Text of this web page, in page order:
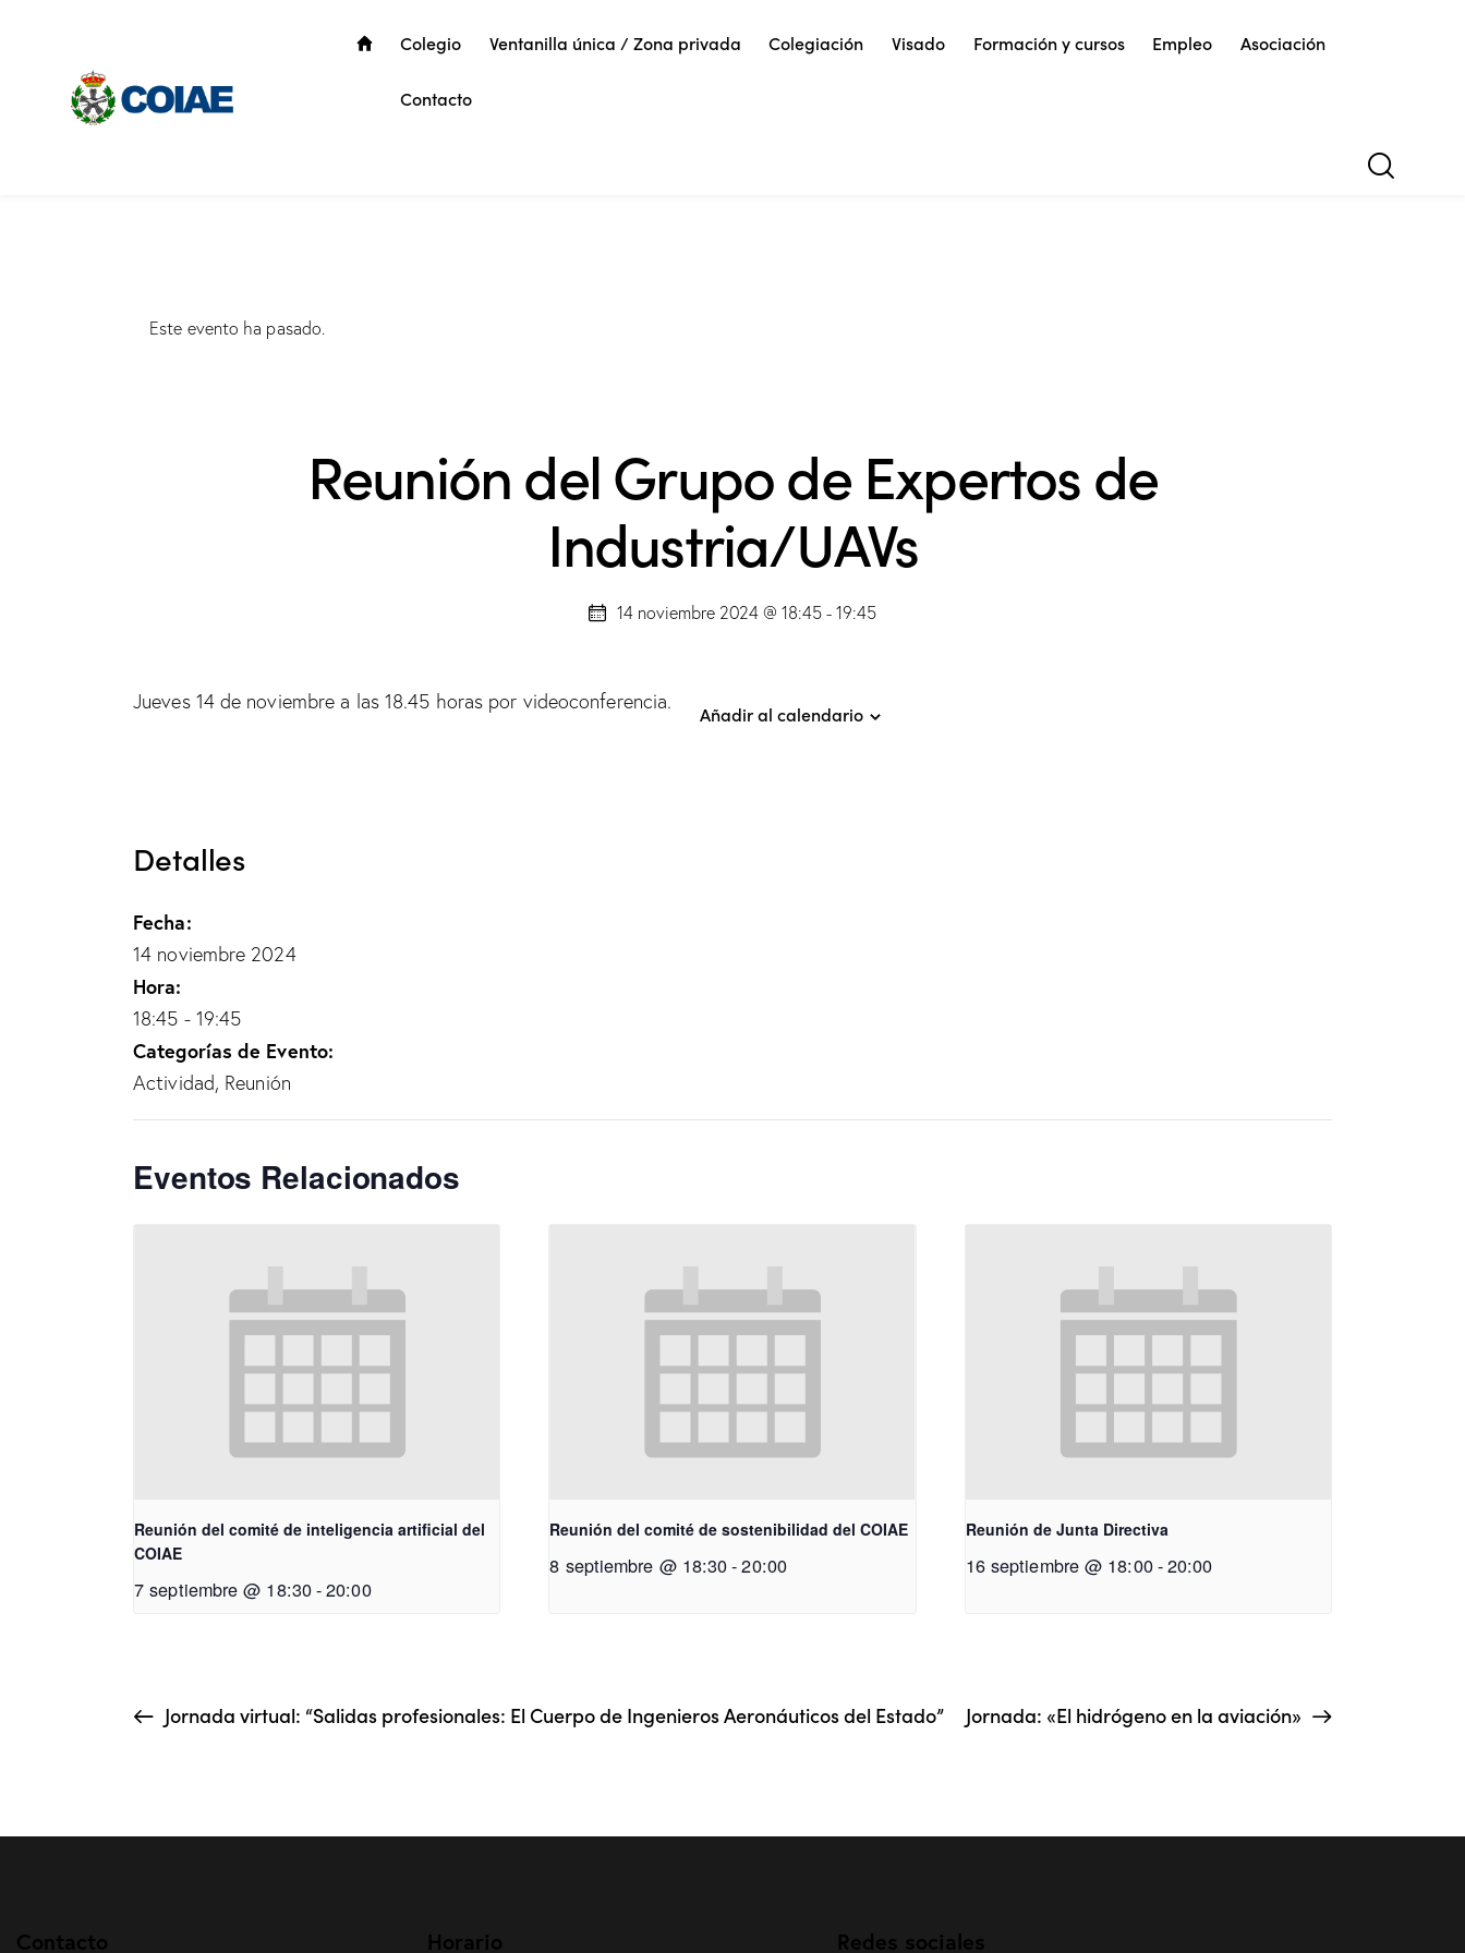
Colegio Ventanilla única / Zona privada Colegiación Visado Formación y cursos Empleo Asociación
Contacto
Este evento ha pasado.
Reunión del Grupo de Expertos de
Industria/UAVs
14 noviembre 2024 @ 18:45 - 19:45
Jueves 14 de noviembre a las 18.45 horas por videoconferencia. Añadir al calendario
Detalles
Fecha:
14 noviembre 2024
Hora:
18:45 - 19:45
Categorías de Evento:
Actividad, Reunión
Eventos Relacionados
Reunión del comité de inteligencia artificial del
COIAE
7 septiembre @ 18:30-20:00
Reunión del comité de sostenibilidad del COIAE
8 septiembre @ 18:30-20:00
Reunión de Junta Directiva
16 septiembre @ 18:00-20:00
Jornada virtual: “Salidas profesionales: El Cuerpo de Ingenieros Aeronáuticos del Estado” Jornada: «El hidrógeno en la aviación»
Contacto Horario Redes sociales